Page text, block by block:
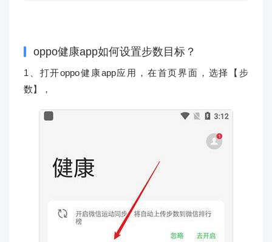
oppo健康app如何设置步数目标？
1、打开oppo健康app应用，在首页界面，选择【步
数】，